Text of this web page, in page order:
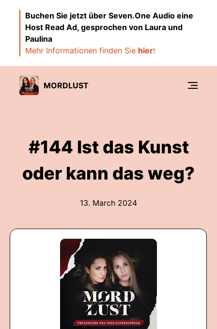
Buchen Sie jetzt über Seven.One Audio eine
Host Read Ad, gesprochen von Laura und
Paulina
Mehr Informationen finden Sie hier!
MORDLUST
#144 Ist das Kunst
oder kann das weg?
13. March 2024